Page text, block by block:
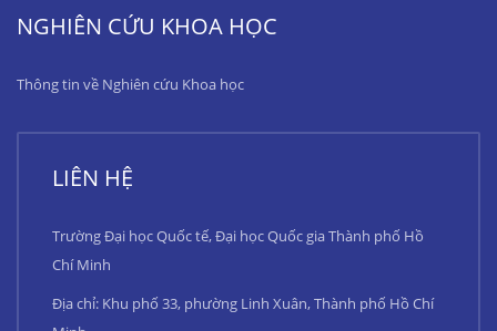
NGHIÊN CỨU KHOA HỌC
Thông tin về Nghiên cứu Khoa học
LIÊN HỆ
Trường Đại học Quốc tế, Đại học Quốc gia Thành phố Hồ
Chí Minh
Địa chỉ: Khu phố 33, phường Linh Xuân, Thành phố Hồ Chí